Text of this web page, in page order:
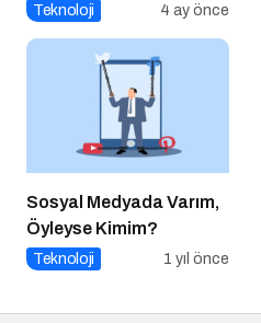
Teknoloji 4 ay önce
Sosyal Medyada Varım,
Öyleyse Kimim?
Teknoloji 1 yıl önce